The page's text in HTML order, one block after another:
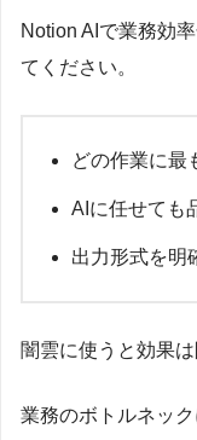
Notion AIで業務効
てください。
どの作業に最
AIに任せても
出力形式を明
闇雲に使うと効果は
業務のボトルネッ